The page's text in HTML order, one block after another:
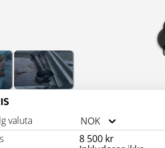
valuta
NOK
8 500 kr